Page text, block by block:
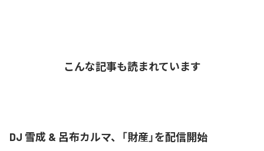
こんな記事も読まれています
DJ 雪成 & 呂布カルマ、「財産」を配信開始